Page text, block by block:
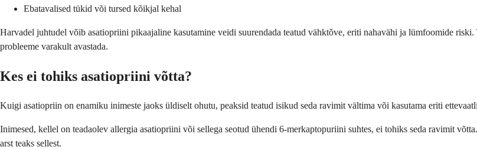
Ebatavalised tükid või tursed kõikjal kehal
Harvadel juhtudel võib asatiopriini pikaajaline kasutamine veidi suurendada teatud vähktõve, eriti nahavähi ja lümfoomide
probleeme varakult avastada.
Kes ei tohiks asatiopriini võtta?
Kuigi asatiopriin on enamiku inimeste jaoks üldiselt ohutu, peaksid teatud isikud seda ravimit vältima või kasutama eriti
Inimesed, kellel on teadaolev allergia asatiopriini või sellega seotud ühendi 6-merkaptopuriini suhtes, ei tohiks seda ravimit
arst teaks sellest.